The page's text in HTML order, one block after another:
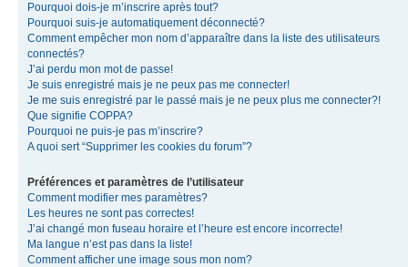
Pourquoi dois-je m’inscrire après tout?
Pourquoi suis-je automatiquement déconnecté?
Comment empêcher mon nom d’apparaître dans la liste des utilisateurs
connectés?
J’ai perdu mon mot de passe!
Je suis enregistré mais je ne peux pas me connecter!
Je me suis enregistré par le passé mais je ne peux plus me connecter?!
Que signifie COPPA?
Pourquoi ne puis-je pas m’inscrire?
A quoi sert “Supprimer les cookies du forum”?
Préférences et paramètres de l’utilisateur
Comment modifier mes paramètres?
Les heures ne sont pas correctes!
J’ai changé mon fuseau horaire et l’heure est encore incorrecte!
Ma langue n’est pas dans la liste!
Comment afficher une image sous mon nom?